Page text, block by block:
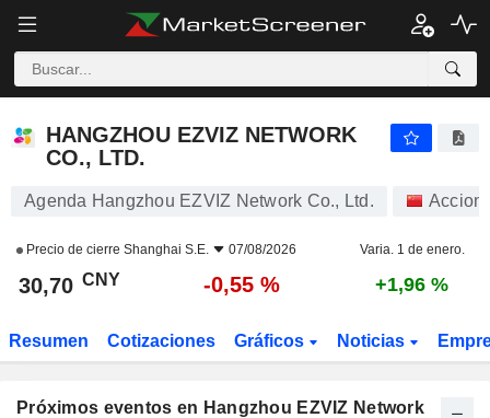
HANGZHOU EZVIZ NETWORK CO., LTD.
HANGZHOU EZVIZ NETWORK
CO., LTD.
Agenda Hangzhou EZVIZ Network Co., Ltd.
Precio de cierre Shanghai S.E. 07/08/2026 Varia. 1 de enero.
30,70 CNY -0,55 % +1,96 %
Resumen Cotizaciones Gráficos Noticias
Próximos eventos en Hangzhou EZVIZ Network